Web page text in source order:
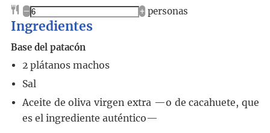
– + personas
Ingredientes
Base del patacón
2 plátanos machos
Sal
Aceite de oliva virgen extra —o de cacahuete, que
es el ingrediente auténtico—